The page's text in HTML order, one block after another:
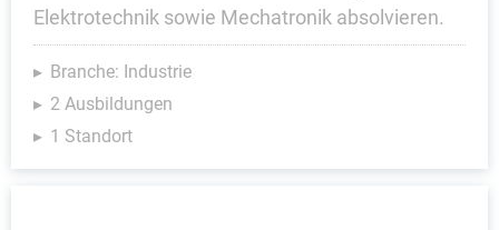
Elektrotechnik sowie Mechatronik absolvieren.
Branche: Industrie
2 Ausbildungen
1 Standort